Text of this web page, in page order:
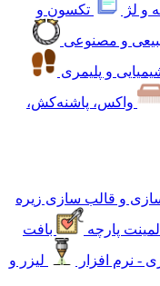
و لژ
تکسون و
و مصنوعی
و پلیمری
واکس، پاشنه‌کش،
و قالب سازی زیره
لمینت پارچه
بافت
- نرم افزار
لیزر و